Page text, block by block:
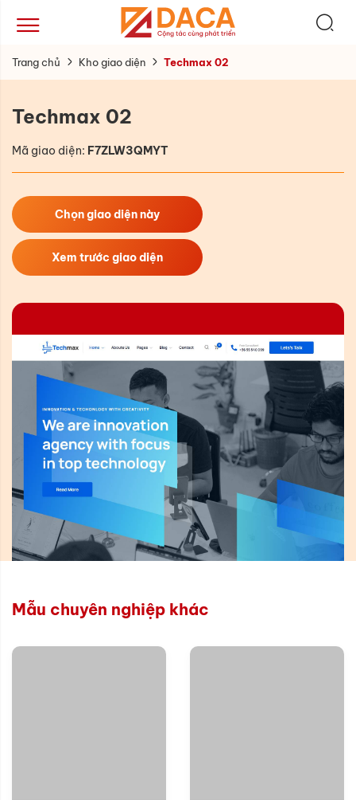
Trang chủ Kho giao diện Techmax 02
Techmax 02
Mã giao diện: F7ZLW3QMYT
Chọn giao diện này
Xem trước giao diện
Mẫu chuyên nghiệp khác